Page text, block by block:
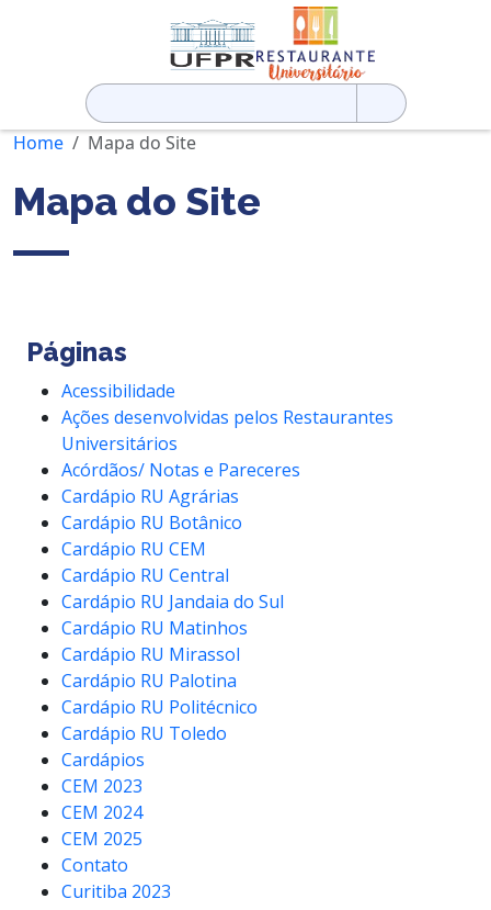
Pesquisar
por:
Home
Mapa do Site
Mapa do Site
Páginas
Acessibilidade
Ações desenvolvidas pelos Restaurantes
Universitários
Acórdãos/ Notas e Pareceres
Cardápio RU Agrárias
Cardápio RU Botânico
Cardápio RU CEM
Cardápio RU Central
Cardápio RU Jandaia do Sul
Cardápio RU Matinhos
Cardápio RU Mirassol
Cardápio RU Palotina
Cardápio RU Politécnico
Cardápio RU Toledo
Cardápios
CEM 2023
CEM 2024
CEM 2025
Contato
Curitiba 2023